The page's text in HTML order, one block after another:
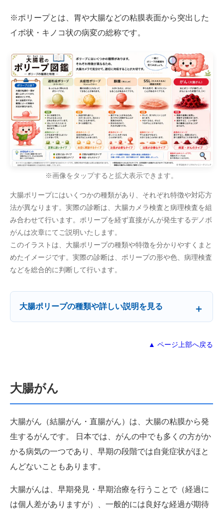
※ポリープとは、胃や大腸などの粘膜表面から突出した
イボ状・キノコ状の病変の総称です。
※画像をタップすると拡大表示できます。
大腸ポリープにはいくつかの種類があり、それぞれ特徴や対応方
法が異なります。実際の診断は、大腸カメラ検査と病理検査を組
み合わせて行います。ポリープを経ず直接がんが発生するデノボ
がんは次章にてご説明いたします。
このイラストは、大腸ポリープの種類や特徴を分かりやすくまと
めたイメージです。実際の診断は、ポリープの形や色、病理検査
などを総合的に判断して行います。
大腸ポリープの種類や詳しい説明を見る
▲ ページ上部へ戻る
大腸がん
大腸がん（結腸がん・直腸がん）は、大腸の粘膜から発
生するがんです。 日本では、がんの中でも多くの方がか
かる病気の一つであり、早期の段階では自覚症状がほと
んどないこともあります。
大腸がんは、早期発見・早期治療を行うことで（経過に
は個人差がありますが）、一般的には良好な経過が期待